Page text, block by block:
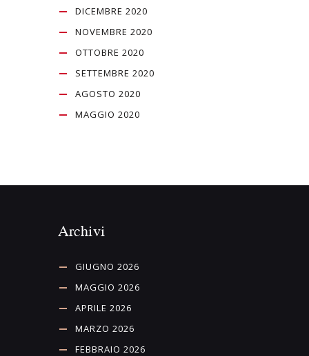
DICEMBRE 2020
NOVEMBRE 2020
OTTOBRE 2020
SETTEMBRE 2020
AGOSTO 2020
MAGGIO 2020
Archivi
GIUGNO 2026
MAGGIO 2026
APRILE 2026
MARZO 2026
FEBBRAIO 2026